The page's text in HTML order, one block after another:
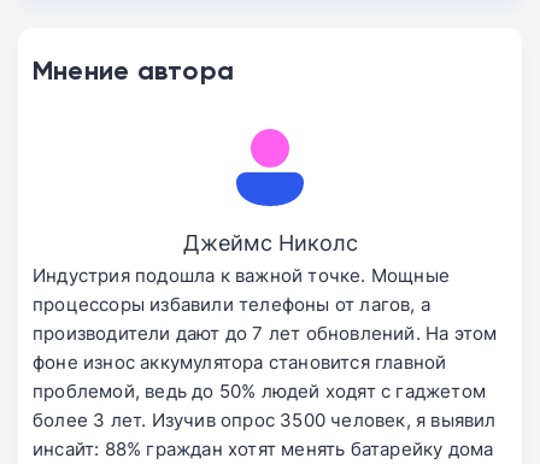
Мнение автора
Джеймс Николс
Индустрия подошла к важной точке. Мощные
процессоры избавили телефоны от лагов, а
производители дают до 7 лет обновлений. На этом
фоне износ аккумулятора становится главной
проблемой, ведь до 50% людей ходят с гаджетом
более 3 лет. Изучив опрос 3500 человек, я выявил
инсайт: 88% граждан хотят менять батарейку дома